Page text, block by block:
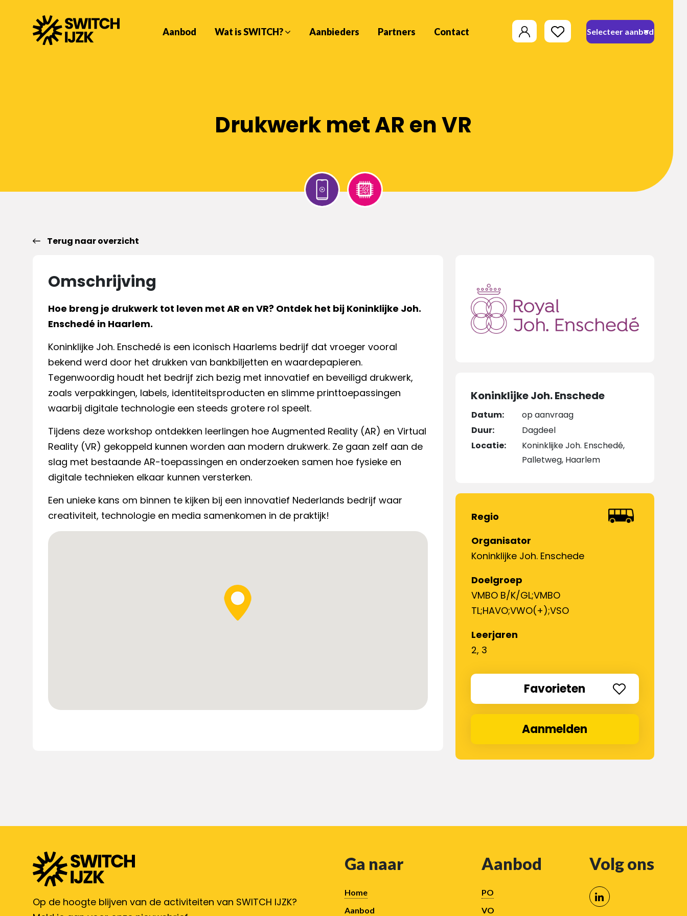
Aanbod Wat is SWITCH? Aanbieders Partners Contact
Drukwerk met AR en VR
Terug naar overzicht
Koninklijke Joh. Enschede
Datum:
op aanvraag
Duur:
Dagdeel
Locatie:
Koninklijke Joh. Enschedé,
Palletweg, Haarlem
Regio
Organisator
Koninklijke Joh. Enschede
Doelgroep
VMBO B/K/GL;VMBO
TL;HAVO;VWO(+);VSO
Leerjaren
2, 3
Favorieten
Aanmelden
Omschrijving
Hoe breng je drukwerk tot leven met AR en VR? Ontdek het bij Koninklijke Joh.
Enschedé in Haarlem.
Koninklijke Joh. Enschedé is een iconisch Haarlems bedrijf dat vroeger vooral
bekend werd door het drukken van bankbiljetten en waardepapieren.
Tegenwoordig houdt het bedrijf zich bezig met innovatief en beveiligd drukwerk,
zoals verpakkingen, labels, identiteitsproducten en slimme printtoepassingen
waarbij digitale technologie een steeds grotere rol speelt.
Tijdens deze workshop ontdekken leerlingen hoe Augmented Reality (AR) en Virtual
Reality (VR) gekoppeld kunnen worden aan modern drukwerk. Ze gaan zelf aan de
slag met bestaande AR-toepassingen en onderzoeken samen hoe fysieke en
digitale technieken elkaar kunnen versterken.
Een unieke kans om binnen te kijken bij een innovatief Nederlands bedrijf waar
creativiteit, technologie en media samenkomen in de praktijk!
Op de hoogte blijven van de activiteiten van SWITCH IJZK?
Ga naar
Home
Aanbod
Aanbod
PO
VO
Volg ons